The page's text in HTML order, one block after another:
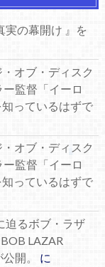
実の幕開け 』を
オブ・ディスク
監督「イーロ
っているはずで
オブ・ディスク
監督「イーロ
っているはずで
迫るボブ・ラザ
LAZAR
開。
に